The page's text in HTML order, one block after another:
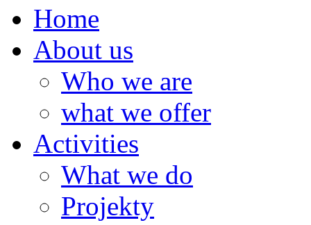
Home
About us
Who we are
what we offer
Activities
What we do
Projekty